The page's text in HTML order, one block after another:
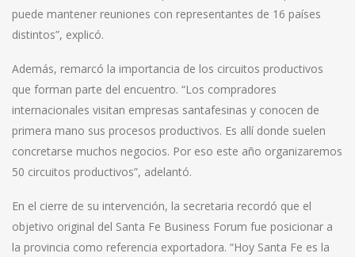
puede mantener reuniones con representantes de 16 países
distintos”, explicó.
Además, remarcó la importancia de los circuitos productivos
que forman parte del encuentro. “Los compradores
internacionales visitan empresas santafesinas y conocen de
primera mano sus procesos productivos. Es allí donde suelen
concretarse muchos negocios. Por eso este año organizaremos
50 circuitos productivos”, adelantó.
En el cierre de su intervención, la secretaria recordó que el
objetivo original del Santa Fe Business Forum fue posicionar a
la provincia como referencia exportadora. “Hoy Santa Fe es la